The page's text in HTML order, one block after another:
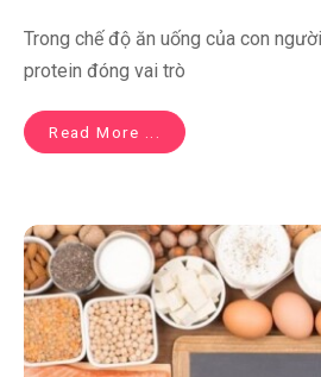
Trong chế độ ăn uống của con
protein đóng vai trò
Read More ...